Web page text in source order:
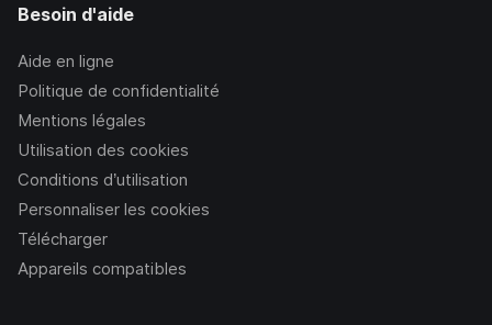
Besoin d'aide
Aide en ligne
Politique de confidentialité
Mentions légales
Utilisation des cookies
Conditions d’utilisation
Personnaliser les cookies
Télécharger
Appareils compatibles